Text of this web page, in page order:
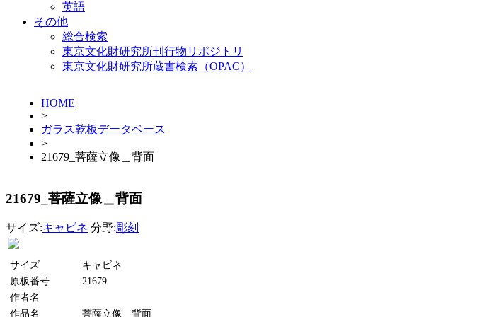
英語
その他
総合検索
東京文化財研究所刊行物リポジトリ
東京文化財研究所蔵書検索（OPAC）
HOME
>
ガラス乾板データベース
>
21679_菩薩立像＿背面
21679_菩薩立像＿背面
サイズ:キャビネ 分野:彫刻
サイズ
キャビネ
原板番号
21679
作者名
作品名
菩薩立像＿背面